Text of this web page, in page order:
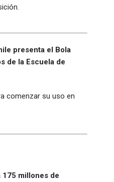
presenta el Bola
de la Escuela de
comenzar su uso en
175 millones de